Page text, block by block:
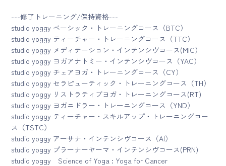
---修了トレーニング/保持資格---
studio yoggy ベーシック・トレーニングコース（BTC）
studio yoggy ティーチャー・トレーニングコース（TTC）
studio yoggy メディテーション・インテンシヴコース(MIC）
studio yoggy ヨガアナトミー・インテンシヴコース（YAC）
studio yoggy チェアヨガ・トレーニングコース（CY）
studio yoggy セラピューティック・トレーニングコース（TH）
studio yoggy リストラティブヨガ・トレーニングコース(RT)
studio yoggy ヨガニドラー・トレーニングコース（YND）
studio yoggy ティーチャー・スキルアップ・トレーニングコー
ス（TSTC）
studio yoggy アーサナ・インテンシヴコース（AI）
studio yoggy プラーナーヤーマ・インテンシヴコース(PRN)
studio yoggy Science of Yoga : Yoga for Cancer